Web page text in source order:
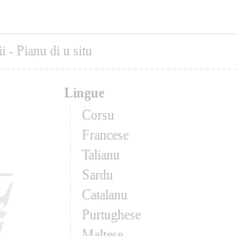
- Pianu di u situ
Lingue
Corsu
Francese
Talianu
Sardu
Catalanu
Purtughese